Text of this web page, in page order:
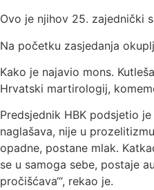
Ovo je njihov 25. zajednički
Na početku zasjedanja
Kako je najavio mons.
Hrvatski martirologij,
Predsjednik HBK podsjetio
naglašava, nije u
opadne, postane mlak.
se u samoga sebe, postaje
pročišćava‘“, rekao je.